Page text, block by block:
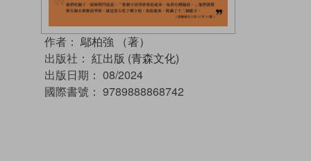
作者： 鄔柏強 （著）
出版社： 紅出版 (青森文化)
出版日期： 08/2024
國際書號： 9789888868742